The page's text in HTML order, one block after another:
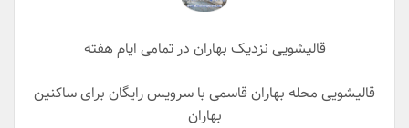
قالیشویی نزدیک بهاران در تمامی ایام هفته
قالیشویی محله بهاران قاسمی با سرویس رایگان برای ساکنین
بهاران